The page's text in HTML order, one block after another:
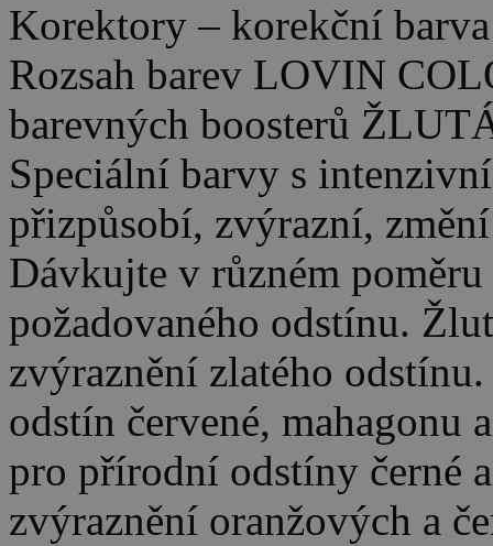
Korektory – korekční
Rozsah barev LOVIN
barevných boosterů
Speciální barvy s
přizpůsobí, zvýrazní,
Dávkujte v různém
požadovaného odstínu.
zvýraznění zlatého
odstín červené, mahagonu
pro přírodní odstíny černé
zvýraznění oranžových a